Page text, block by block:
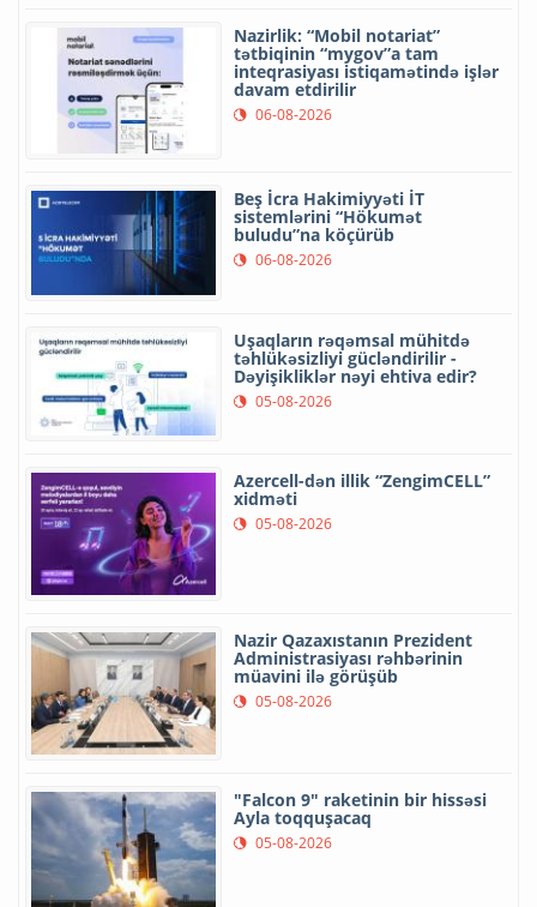
Nazirlik: “Mobil notariat”
tətbiqinin “mygov”a tam
inteqrasiyası istiqamətində işlər
davam etdirilir
06-08-2026
Beş İcra Hakimiyyəti İT
sistemlərini “Hökumət
buludu”na köçürüb
06-08-2026
Uşaqların rəqəmsal mühitdə
təhlükəsizliyi gücləndirilir -
Dəyişikliklər nəyi ehtiva edir?
05-08-2026
Azercell-dən illik “ZengimCELL”
xidməti
05-08-2026
Nazir Qazaxıstanın Prezident
Administrasiyası rəhbərinin
müavini ilə görüşüb
05-08-2026
"Falcon 9" raketinin bir hissəsi
Ayla toqquşacaq
05-08-2026